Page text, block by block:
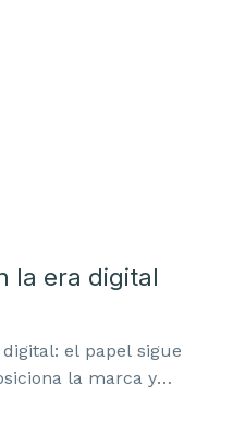
la era digital
el papel sigue
la marca y